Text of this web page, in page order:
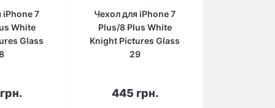
iPhone 7
White
Glass
Чехол для iPhone 7
Plus/8 Plus White
Knight Pictures Glass
29
445 грн.